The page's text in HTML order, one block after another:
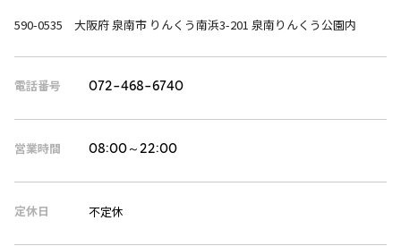
590-0535 大阪府 泉南市 りんくう南浜3-201 泉南りんくう公園内
電話番号 072-468-6740
営業時間 08:00～22:00
定休日 不定休